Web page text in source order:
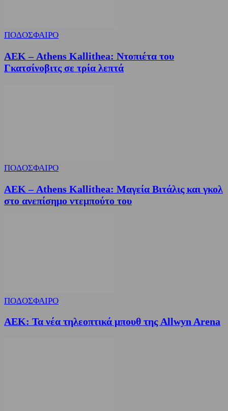
ΠΟΔΟΣΦΑΙΡΟ
ΑΕΚ – Athens Kallithea: Ντοπιέτα του
Γκατσίνοβιτς σε τρία λεπτά
ΠΟΔΟΣΦΑΙΡΟ
ΑΕΚ – Athens Kallithea: Μαγεία Βιτάλις και γκολ
στο ανεπίσημο ντεμπούτο του
ΠΟΔΟΣΦΑΙΡΟ
ΑΕΚ: Τα νέα τηλεοπτικά μπουθ της Allwyn Arena